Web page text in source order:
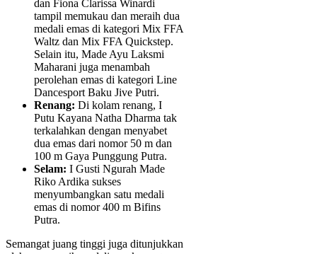
dan Fiona Clarissa Winardi
tampil memukau dan meraih dua
medali emas di kategori Mix FFA
Waltz dan Mix FFA Quickstep.
Selain itu, Made Ayu Laksmi
Maharani juga menambah
perolehan emas di kategori Line
Dancesport Baku Jive Putri.
Renang: Di kolam renang, I
Putu Kayana Natha Dharma tak
terkalahkan dengan menyabet
dua emas dari nomor 50 m dan
100 m Gaya Punggung Putra.
Selam: I Gusti Ngurah Made
Riko Ardika sukses
menyumbangkan satu medali
emas di nomor 400 m Bifins
Putra.
Semangat juang tinggi juga ditunjukkan